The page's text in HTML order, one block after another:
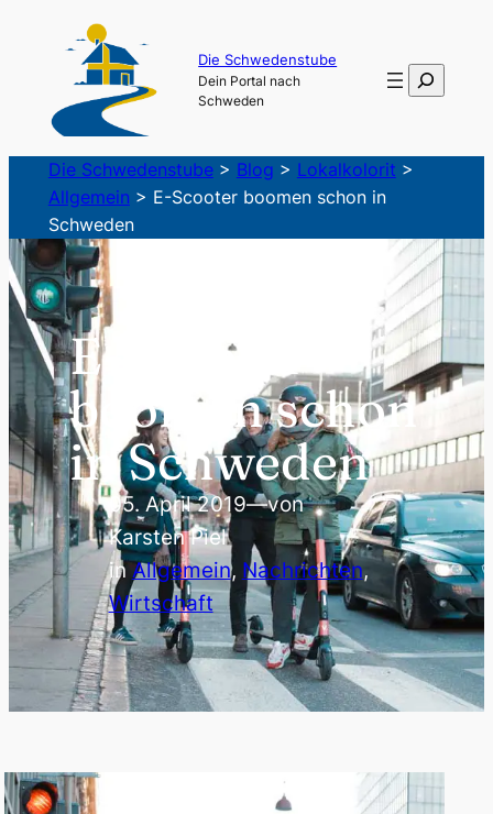
springen
Die Schwedenstube
Dein Portal nach
Schweden
Suchen
Die Schwedenstube> Blog > Lokalkolorit >
Allgemein > E-Scooter boomen schon in
Schweden
E-Scooter
boomen schon
in Schweden
05. April 2019—von
Karsten Piel
inAllgemein, Nachrichten
Wirtschaft